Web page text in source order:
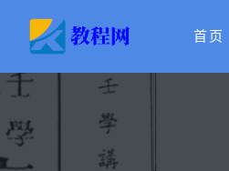
首页